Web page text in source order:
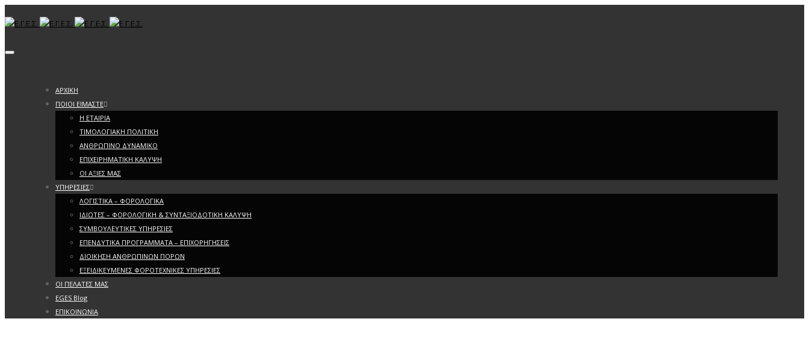
Toggle navigation
ΑΡΧΙΚΗ
ΠΟΙΟΙ ΕΙΜΑΣΤΕ
Η ΕΤΑΙΡΙΑ
ΤΙΜΟΛΟΓΙΑΚΗ ΠΟΛΙΤΙΚΗ
ΑΝΘΡΩΠΙΝΟ ΔΥΝΑΜΙΚΟ
ΕΠΙΧΕΙΡΗΜΑΤΙΚΗ ΚΑΛΥΨΗ
ΟΙ ΑΞΙΕΣ ΜΑΣ
ΥΠΗΡΕΣΙΕΣ
ΛΟΓΙΣΤΙΚΑ – ΦΟΡΟΛΟΓΙΚΑ
ΙΔΙΩΤΕΣ – ΦΟΡΟΛΟΓΙΚΗ & ΣΥΝΤΑΞΙΟΔΟΤΙΚΗ ΚΑΛΥΨΗ
ΣΥΜΒΟΥΛΕΥΤΙΚΕΣ ΥΠΗΡΕΣΙΕΣ
ΕΠΕΝΔΥΤΙΚΑ ΠΡΟΓΡΑΜΜΑΤΑ – ΕΠΙΧΟΡΗΓΗΣΕΙΣ
ΔΙΟΙΚΗΣΗ ΑΝΘΡΩΠΙΝΩΝ ΠΟΡΩΝ
ΕΞΕΙΔΙΚΕΥΜΕΝΕΣ ΦΟΡΟΤΕΧΝΙΚΕΣ ΥΠΗΡΕΣΙΕΣ
ΟΙ ΠΕΛΑΤΕΣ ΜΑΣ
EGES Blog
ΕΠΙΚΟΙΝΩΝΙΑ